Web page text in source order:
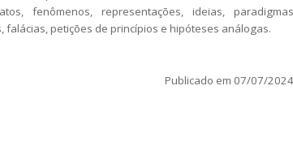
fenômenos, representações, ideias,
petições de princípios e hipóteses análogas.
Publicado em 07/07/